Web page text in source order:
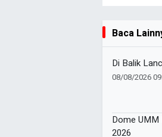
Baca
Di Balik
08/08/2026
Dome
2026